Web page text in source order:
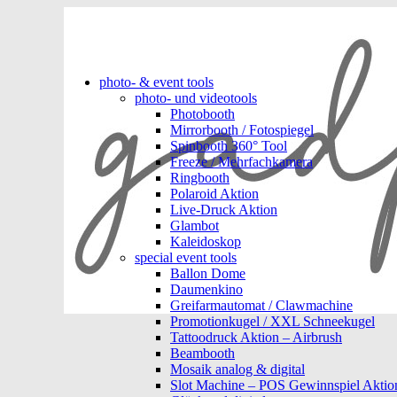
photo- & event tools
photo- und videotools
Photobooth
Mirrorbooth / Fotospiegel
Spinbooth 360° Tool
Freeze / Mehrfachkamera
Ringbooth
Polaroid Aktion
Live-Druck Aktion
Glambot
Kaleidoskop
special event tools
Ballon Dome
Daumenkino
Greifarmautomat / Clawmachine
Promotionkugel / XXL Schneekugel
Tattoodruck Aktion – Airbrush
Beambooth
Mosaik analog & digital
Slot Machine – POS Gewinnspiel